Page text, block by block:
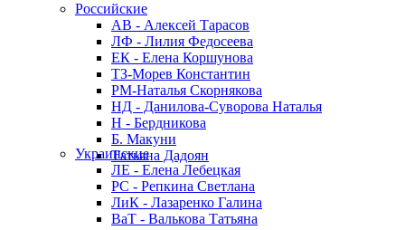
Российские
АВ - Алексей Тарасов
ЛФ - Лилия Федосеева
ЕК - Елена Коршунова
ТЗ-Морев Константин
РМ-Наталья Скорнякова
НД - Данилова-Суворова Наталья
Н - Бердникова
Б. Макуни
Татьяна Дадоян
Украинские
ЛЕ - Елена Лебецкая
РС - Репкина Светлана
ЛиК - Лазаренко Галина
ВаТ - Валькова Татьяна